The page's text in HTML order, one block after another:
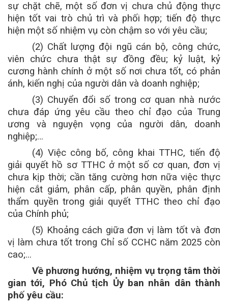
sự chặt chẽ, một số đơn vị chưa chủ động thực
hiện tốt vai trò chủ trì và phối hợp; tiến độ thực
hiện một số nhiệm vụ còn chậm so với yêu cầu;
(2) Chất lượng đội ngũ cán bộ, công chức,
viên chức chưa thật sự đồng đều; kỷ luật, kỷ
cương hành chính ở một số nơi chưa tốt, có phản
ánh, kiến nghị của người dân và doanh nghiệp;
(3) Chuyển đổi số trong cơ quan nhà nước
chưa đáp ứng yêu cầu theo chỉ đạo của Trung
ương và nguyện vọng của người dân, doanh
nghiệp;…
(4) Việc công bố, công khai TTHC, tiến độ
giải quyết hồ sơ TTHC ở một số cơ quan, đơn vị
chưa kịp thời; cần tăng cường hơn nữa việc thực
hiện cắt giảm, phân cấp, phân quyền, phân định
thẩm quyền trong giải quyết TTHC theo chỉ đạo
của Chính phủ;
(5) Khoảng cách giữa đơn vị làm tốt và đơn
vị làm chưa tốt trong Chỉ số CCHC năm 2025 còn
cao;...
Về phương hướng, nhiệm vụ trọng tâm thời
gian tới, Phó Chủ tịch Ủy ban nhân dân thành
phố yêu cầu: